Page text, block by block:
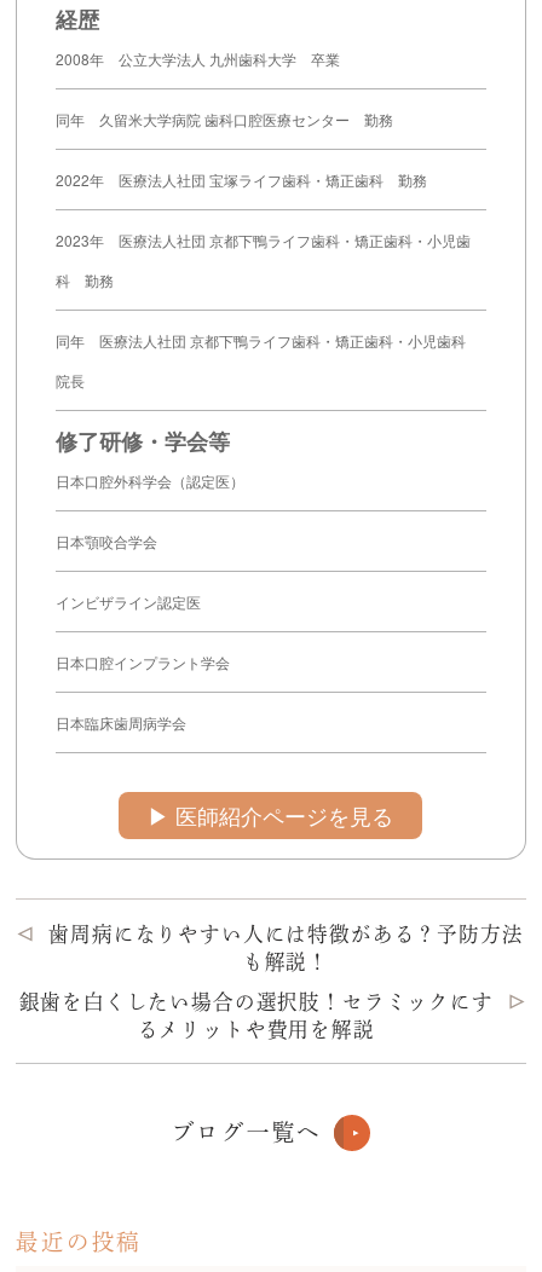
経歴
2008年 公立大学法人 九州歯科大学 卒業
同年 久留米大学病院 歯科口腔医療センター 勤務
2022年 医療法人社団 宝塚ライフ歯科・矯正歯科 勤務
2023年 医療法人社団 京都下鴨ライフ歯科・矯正歯科・小児歯
科 勤務
同年 医療法人社団 京都下鴨ライフ歯科・矯正歯科・小児歯科
院長
修了研修・学会等
日本口腔外科学会（認定医）
日本顎咬合学会
インビザライン認定医
日本口腔インプラント学会
日本臨床歯周病学会
▶︎ 医師紹介ページを見る
歯周病になりやすい人には特徴がある？予防方法
も解説！
銀歯を白くしたい場合の選択肢！セラミックにす
るメリットや費用を解説
ブログ一覧へ
最近の投稿